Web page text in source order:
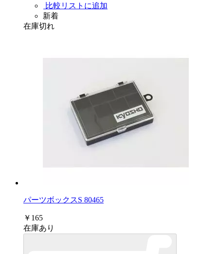
比較リストに追加
新着
在庫切れ
パーツボックスS 80465
￥165
在庫あり